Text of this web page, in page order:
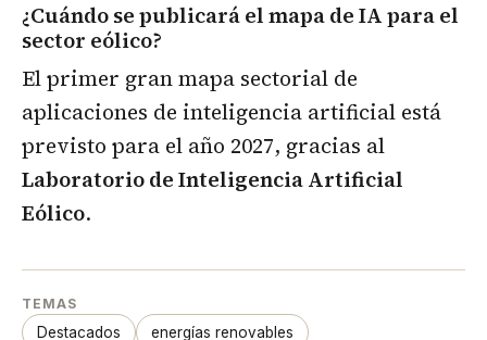
¿Cuándo se publicará el mapa de IA para el
sector eólico?
El primer gran mapa sectorial de
aplicaciones de inteligencia artificial está
previsto para el año 2027, gracias al
Laboratorio de Inteligencia Artificial
Eólico.
TEMAS
Destacados energías renovables